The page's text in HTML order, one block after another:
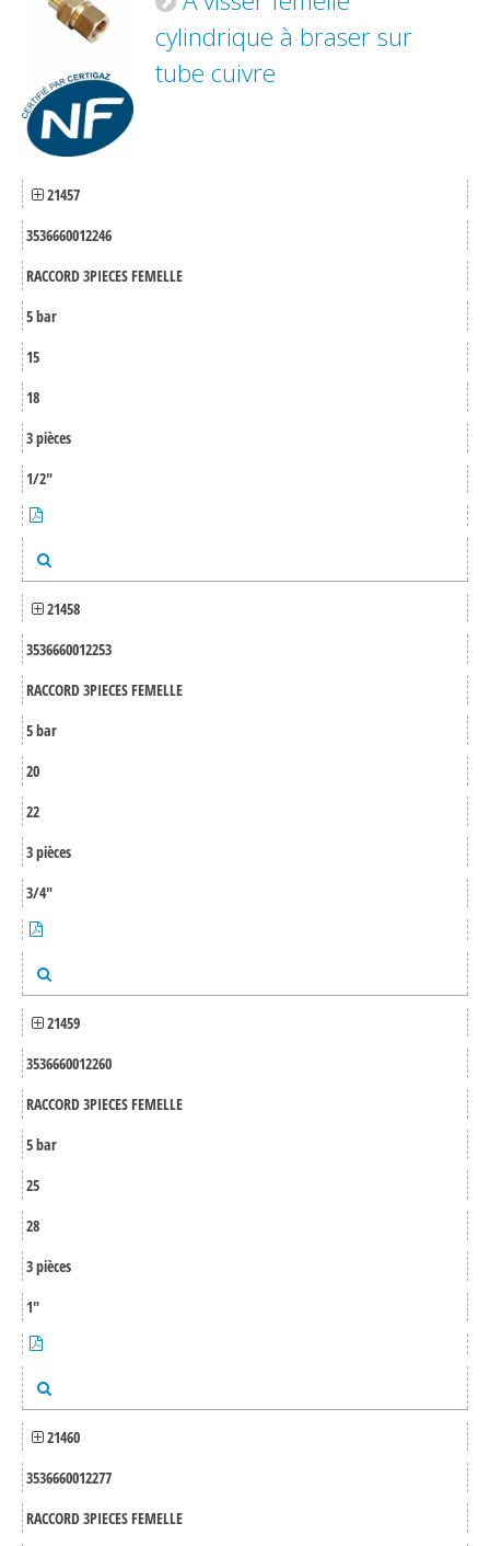
cylindrique à braser sur
tube cuivre
21457
3536660012246
RACCORD 3PIECES FEMELLE
5 bar
15
18
3 pièces
1/2"
21458
3536660012253
RACCORD 3PIECES FEMELLE
5 bar
20
22
3 pièces
3/4"
21459
3536660012260
RACCORD 3PIECES FEMELLE
5 bar
25
28
3 pièces
1"
21460
3536660012277
RACCORD 3PIECES FEMELLE